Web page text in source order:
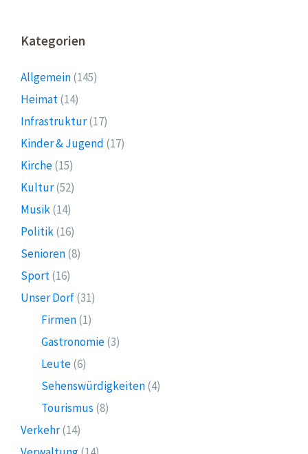
Kategorien
Allgemein(145)
Heimat(14)
Infrastruktur(17)
Kinder & Jugend (17)
Kirche(15)
Kultur(52)
Musik(14)
Politik(16)
Senioren(8)
Sport(16)
Unser Dorf(31)
Firmen(1)
Gastronomie(3)
Leute(6)
Sehenswürdigkeiten(4)
Tourismus (8)
Verkehr(14)